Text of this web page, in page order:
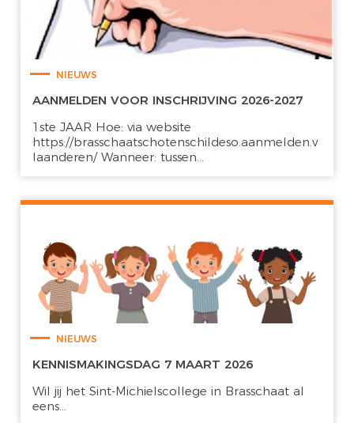
NIEUWS
AANMELDEN VOOR INSCHRIJVING 2026-2027
1ste JAAR Hoe: via website
https://brasschaatschotenschildeso.aanmelden.v
laanderen/ Wanneer: tussen...
NIEUWS
KENNISMAKINGSDAG 7 MAART 2026
Wil jij het Sint-Michielscollege in Brasschaat al
eens...